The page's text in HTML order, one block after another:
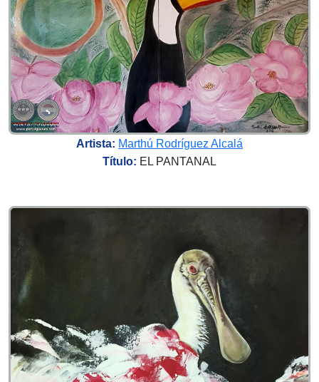
Artista: Marthú Rodríguez Alcalá
Título: EL PANTANAL